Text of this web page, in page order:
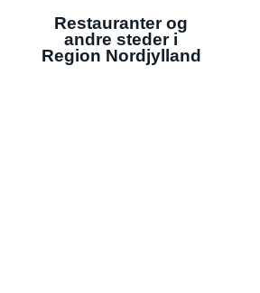
Restauranter og
andre steder i
Region Nordjylland